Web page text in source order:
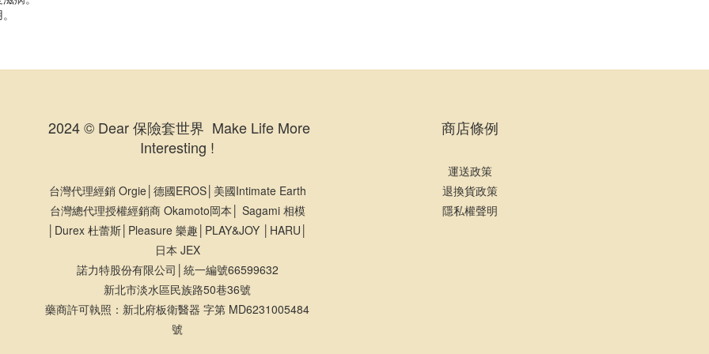
2024 © Dear 保險套世界 Make Life More
Interesting !
台灣代理經銷 Orgie│德國EROS│美國Intimate Earth
台灣總代理授權經銷商 Okamoto岡本│ Sagami 相模
│Durex 杜蕾斯│Pleasure 樂趣│PLAY&JOY │HARU│
日本 JEX
諾力特股份有限公司│統一編號66599632
新北市淡水區民族路50巷36號
藥商許可執照：新北府板衛醫器 字第 MD6231005484
號
商店條例
運送政策
退換貨政策
隱私權聲明